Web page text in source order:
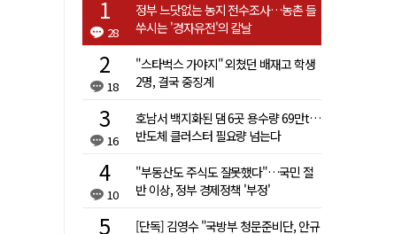
28
정부 느닷없는 농지 전수조사…농촌 들
쑤시는 '경자유전'의 칼날
18
"스타벅스 가야지" 외쳤던 배재고 학생
2명, 결국 중징계
16
호남서 백지화된 댐 6곳 용수량 69만t…
반도체 클러스터 필요량 넘는다
10
"부동산도 주식도 잘못했다"…국민 절
반 이상, 정부 경제정책 '부정'
[단독] 김영수 "국방부 청문준비단, 안규